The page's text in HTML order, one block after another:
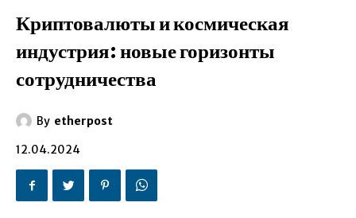
Криптовалюты и космическая
индустрия: новые горизонты
сотрудничества
By etherpost
12.04.2024